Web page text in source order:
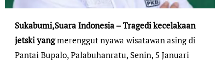
Sukabumi,Suara Indonesia – Tragedi kecelakaan
jetski yangmerenggut nyawa wisatawan asing di
Pantai Bupalo, Palabuhanratu, Senin, 5 Januari